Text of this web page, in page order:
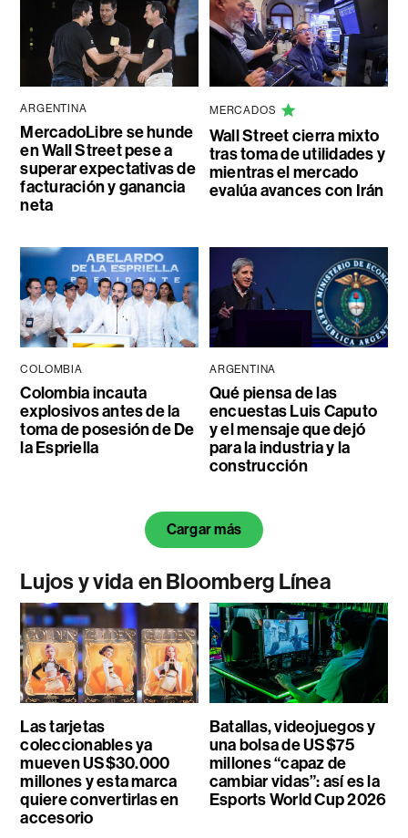
ARGENTINA
MercadoLibre se hunde
en Wall Street pese a
superar expectativas de
facturación y ganancia
neta
MERCADOS
Wall Street cierra mixto
tras toma de utilidades y
mientras el mercado
evalúa avances con Irán
COLOMBIA
Colombia incauta
explosivos antes de la
toma de posesión de De
la Espriella
ARGENTINA
Qué piensa de las
encuestas Luis Caputo
y el mensaje que dejó
para la industria y la
construcción
Cargar más
Lujos y vida en Bloomberg Línea
Las tarjetas
coleccionables ya
mueven US$30.000
millones y esta marca
quiere convertirlas en
accesorio
Batallas, videojuegos y
una bolsa de US$75
millones “capaz de
cambiar vidas”: así es la
Esports World Cup 2026